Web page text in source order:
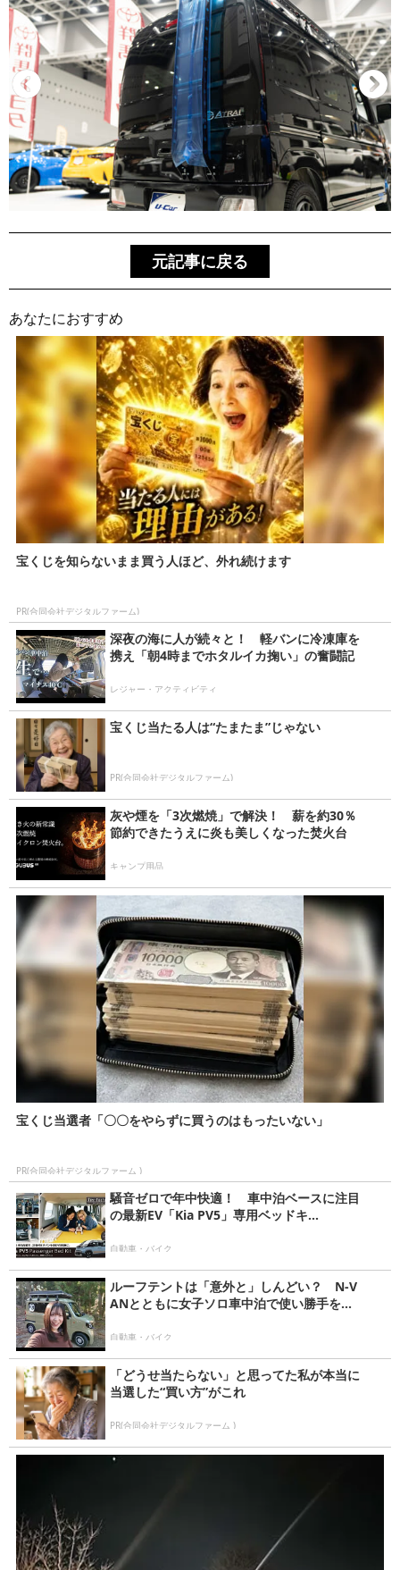
元記事に戻る
あなたにおすすめ
宝くじを知らないまま買う人ほど、外れ続けます
PR(合同会社デジタルファーム)
深夜の海に人が続々と！ 軽バンに冷凍庫を
携え「朝4時までホタルイカ掬い」の奮闘記
レジャー・アクティビティ
宝くじ当たる人は“たまたま”じゃない
PR(合同会社デジタルファーム)
灰や煙を「3次燃焼」で解決！ 薪を約30％
節約できたうえに炎も美しくなった焚火台
キャンプ用品
宝くじ当選者「〇〇をやらずに買うのはもったいない」
PR(合同会社デジタルファーム )
騒音ゼロで年中快適！ 車中泊ベースに注目
の最新EV「Kia PV5」専用ベッドキ...
自動車・バイク
ルーフテントは「意外と」しんどい？ N-V
ANとともに女子ソロ車中泊で使い勝手を...
自動車・バイク
「どうせ当たらない」と思ってた私が本当に
当選した“買い方”がこれ
PR(合同会社デジタルファーム )